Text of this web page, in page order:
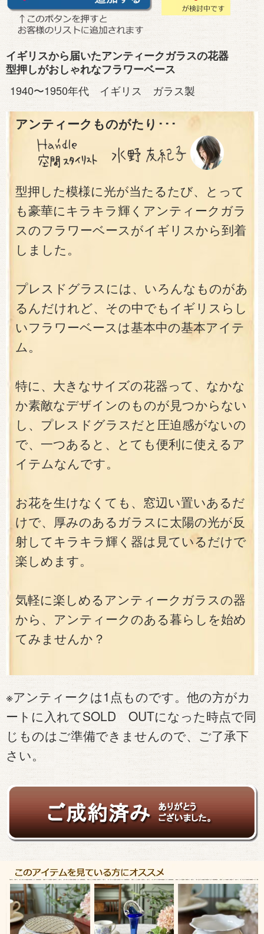
イギリスから届いたアンティークガラスの花器
型押しがおしゃれなフラワーベース
1940〜1950年代 イギリス ガラス製
アンティークものがたり･･･
型押した模様に光が当たるたび、とって
も豪華にキラキラ輝くアンティークガラ
スのフラワーベースがイギリスから到着
しました。
プレスドグラスには、いろんなものがあ
るんだけれど、その中でもイギリスらし
いフラワーベースは基本中の基本アイテ
ム。
特に、大きなサイズの花器って、なかな
か素敵なデザインのものが見つからない
し、プレスドグラスだと圧迫感がないの
で、一つあると、とても便利に使えるア
イテムなんです。
お花を生けなくても、窓辺い置いあるだ
けで、厚みのあるガラスに太陽の光が反
射してキラキラ輝く器は見ているだけで
楽しめます。
気軽に楽しめるアンティークガラスの器
から、アンティークのある暮らしを始め
てみませんか？
※アンティークは1点ものです。他の方がカ
ートに入れてSOLD OUTになった時点で同
じものはご準備できませんので、ご了承下
さい。